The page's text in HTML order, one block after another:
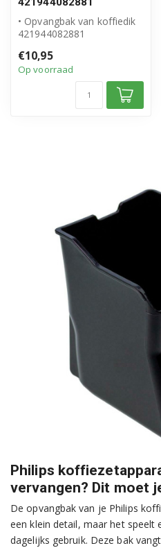
• Opvangbak van koffiedik
421944082881
product
€10,95
Op voorraad
Philips
vervangen? Dit moet
De opvangbak van je Philips
een klein detail, maar het speelt
dagelijks gebruik. Deze bak